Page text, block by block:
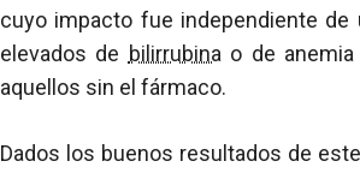
cuyo impacto fue independiente de
elevados de bilirrubina o de
aquellos sin el fármaco.
Dados los buenos resultados de